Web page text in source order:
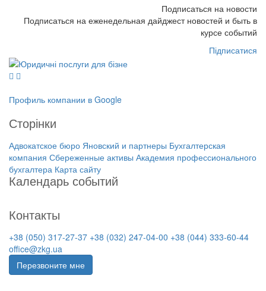
Подписаться на новости
Подписаться на еженедельная дайджест новостей и быть в
курсе событий
Підписатися
Профиль компании в Google
Сторінки
Адвокатское бюро Яновский и партнеры Бухгалтерская
компания Сбереженные активы Академия профессионального
бухгалтера Карта сайту
Календарь событий
Контакты
+38 (050) 317-27-37 +38 (032) 247-04-00 +38 (044) 333-60-44
office@zkg.ua
Перезвоните мне